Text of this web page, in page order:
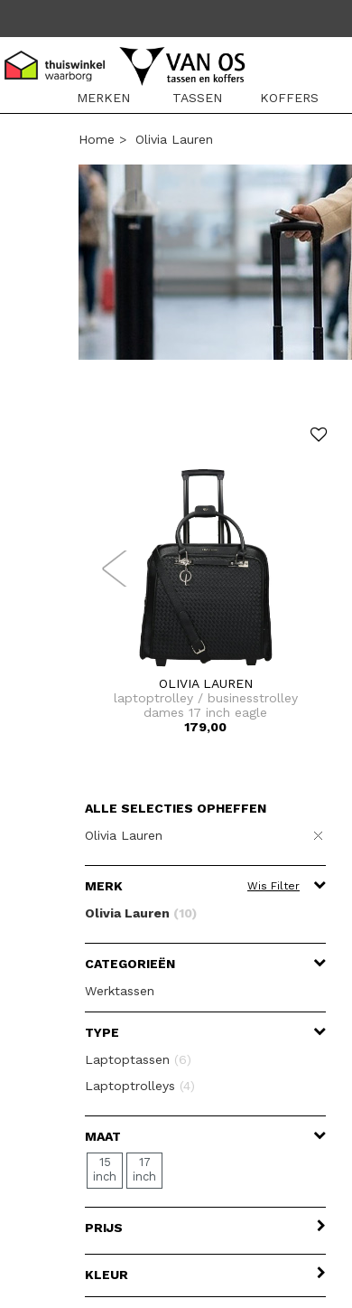
MERKEN
TASSEN KOFFERS
Home > Olivia Lauren
OLIVIA LAUREN
laptoptrolley / businesstrolley
dames 17 inch eagle
179,00
ALLE SELECTIES OPHEFFEN
Olivia Lauren
MERK Wis Filter
Olivia Lauren (10)
CATEGORIEËN
Werktassen
TYPE
Laptoptassen (6)
Laptoptrolleys (4)
MAAT
15
inch
17
inch
PRIJS
KLEUR